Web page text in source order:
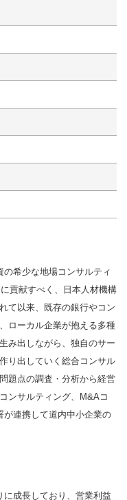
希少な地場コンサルティ
貢献すべく、日本人材機構
て以来、既存の銀行やコン
ローカル企業が抱える多種
み出しながら、独自のサー
り出していく総合コンサル
題点の調査・分析から経営
ンサルティング、M&Aコ
が連携して道内中小企業の
成長しており、営業利益